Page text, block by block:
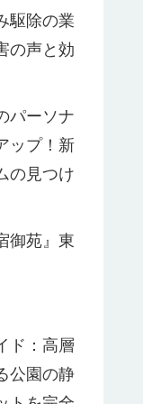
駆除の業
の声と効
パーソナ
ップ！新
の見つけ
御苑』東
ド：高層
公園の静